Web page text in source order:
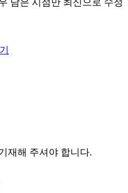
담은 시점만 최신으로 수정
재해 주셔야 합니다.